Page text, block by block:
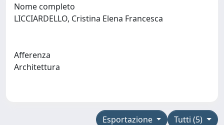
Nome completo
LICCIARDELLO, Cristina Elena Francesca
Afferenza
Architettura
Tutti (5)
Esportazione